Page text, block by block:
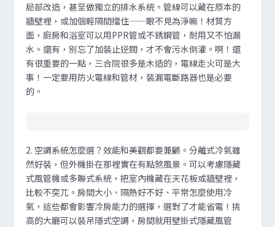
局部改造，甚至做獨立的排水系統。管線可以藏在原本的
牆壁裡，或加個輕隔間擋住——眼不見為淨嘛！材質方
面，廚房和浴室可以用PPR管或不銹鋼管，耐用又不怕漏
水。還有，別忘了加裝止逆閥，才不會污水倒灌。啊！還
有很重要的一點，三合院很多是木造的，電線走火可是大
事！一定要用防火電線和管材，裝漏電斷路器也是必要
的。
2. 空調系統怎麼選？效能和美觀都要兼顧。分離式冷氣雖
然好裝，但外機掛在那裡實在有點煞風景。可以考慮隱藏
式風管機或多聯式系統，把室內機藏在天花板或牆壁裡，
比較不突兀。房間大小、隔熱好不好、平常怎麼使用冷
氣，這些都會影響冷房能力的選擇，選對了才能省電！挑
高的大廳可以裝吊隱式空調，房間就用壁掛式隱藏風管